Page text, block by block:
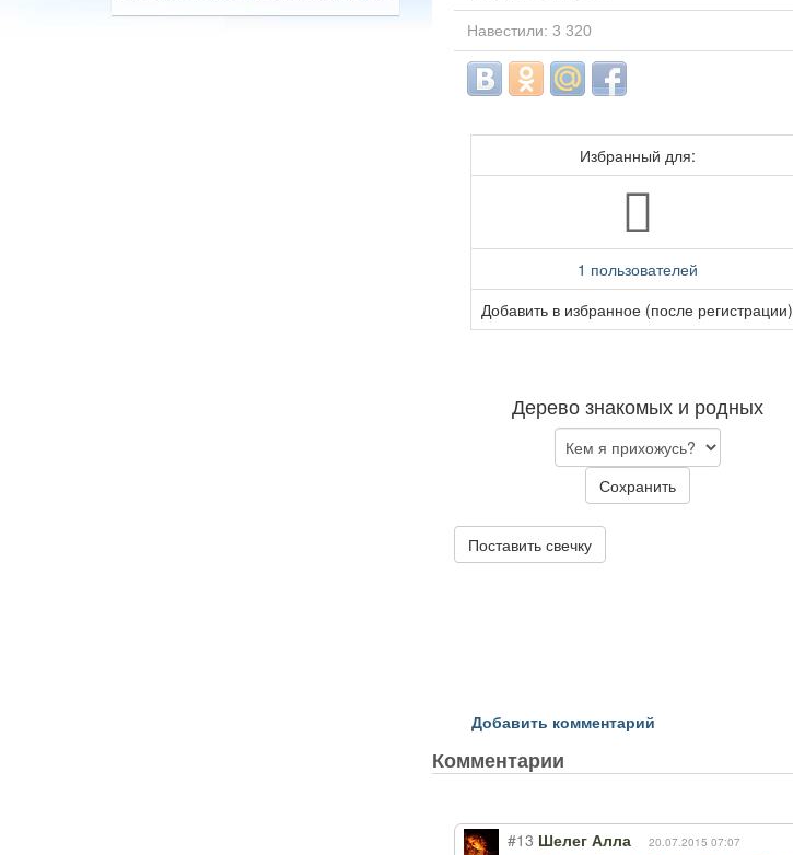
Навестили: 3 320
Избранный для:
1 пользователей
Добавить в избранное (после регистрации)
Дерево знакомых и родных
Сохранить
Поставить свечку
Добавить комментарий
Комментарии
#13 Шелег Алла 20.07.2015 07:07